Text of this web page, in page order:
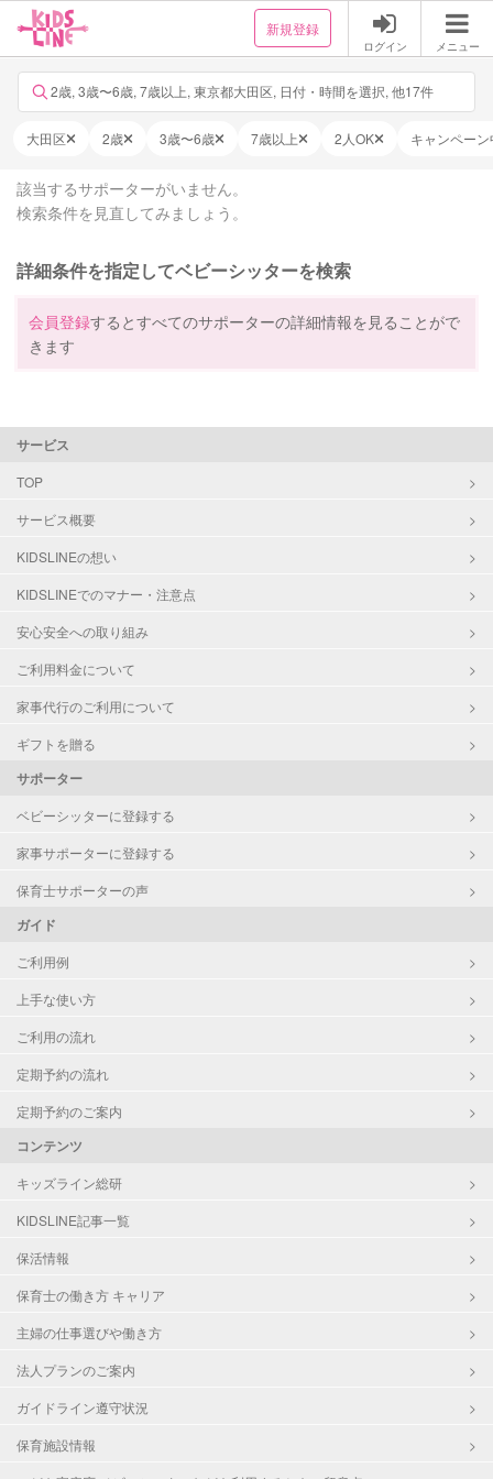
新規登録
ログイン メニュー
2歳, 3歳〜6歳, 7歳以上, 東京都大田区, 日付・時間を選択, 他17件
大田区 2歳 3歳〜6歳 7歳以上 2人OK キャンペーン
該当するサポーターがいません。
検索条件を見直してみましょう。
詳細条件を指定してベビーシッターを検索
会員登録するとすべてのサポーターの詳細情報を見ることがで
きます
サービス
TOP
サービス概要
KIDSLINEの想い
KIDSLINEでのマナー・注意点
安心安全への取り組み
ご利用料金について
家事代行のご利用について
ギフトを贈る
サポーター
ベビーシッターに登録する
家事サポーターに登録する
保育士サポーターの声
ガイド
ご利用例
上手な使い方
ご利用の流れ
定期予約の流れ
定期予約のご案内
コンテンツ
キッズライン総研
KIDSLINE記事一覧
保活情報
保育士の働き方 キャリア
主婦の仕事選びや働き方
法人プランのご案内
ガイドライン遵守状況
保育施設情報